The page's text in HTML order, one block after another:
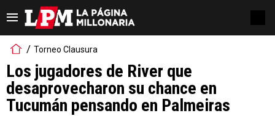
Torneo Clausura
Los jugadores de River que
desaprovecharon su chance en
Tucumán pensando en Palmeiras